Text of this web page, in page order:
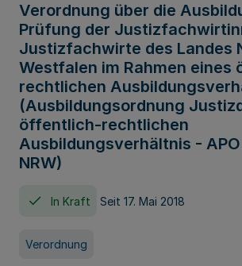
Verordnung über die
Prüfung der
Justizfachwirte des Landes
Westfalen im Rahmen
rechtlichen
(Ausbildungsordnung
öffentlich-rechtlichen
Ausbildungsverhältnis - APO
NRW)
In Kraft Seit 17. Mai 2018
Verordnung